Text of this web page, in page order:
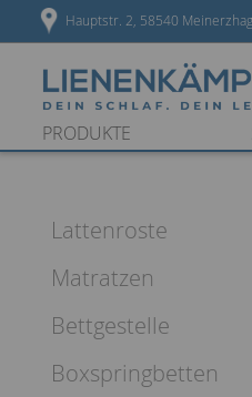
Hauptstr. 2, 58540
PRODUKTE
Lattenroste
Matratzen
Bettgestelle
Boxspringbetten